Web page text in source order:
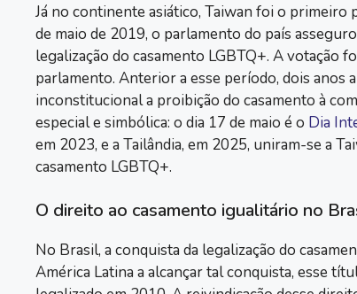
Já no continente asiático, Taiwan foi o primeiro
de maio de 2019, o parlamento do país
legalização do casamento LGBTQ+. A votação
parlamento. Anterior a esse período, dois anos
inconstitucional a proibição do casamento à
especial e simbólica: o dia 17 de maio é o Dia
em 2023, e a Tailândia, em 2025, uniram-se a
casamento LGBTQ+.
O direito ao casamento igualitário no
No Brasil, a conquista da legalização do
América Latina a alcançar tal conquista, esse